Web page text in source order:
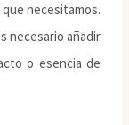
necesitamos.
necesario añadir
o esencia de